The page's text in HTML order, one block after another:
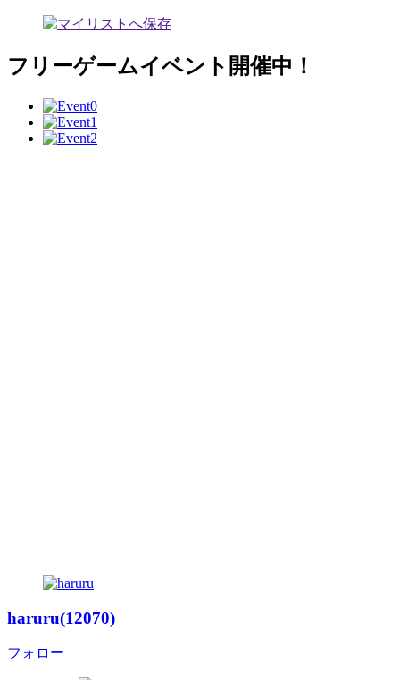
フリーゲームイベント開催中！
haruru(12070)
フォロー